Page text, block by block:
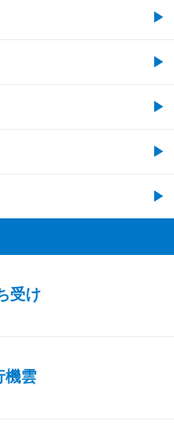
受け
機雲